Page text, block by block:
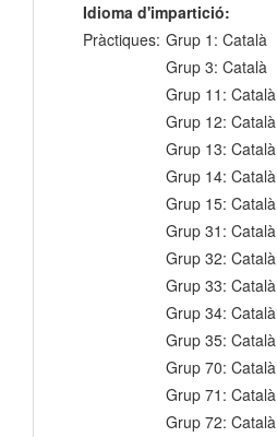
Idioma d'impartició:
Pràctiques: Grup 1: Català
Grup 3: Català
Grup 11: Català
Grup 12: Català
Grup 13: Català
Grup 14: Català
Grup 15: Català
Grup 31: Català
Grup 32: Català
Grup 33: Català
Grup 34: Català
Grup 35: Català
Grup 70: Català
Grup 71: Català
Grup 72: Català